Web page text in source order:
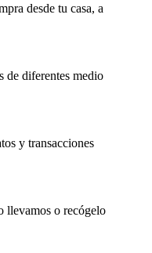
desde tu casa, a
de diferentes medio
y transacciones
llevamos o recógelo